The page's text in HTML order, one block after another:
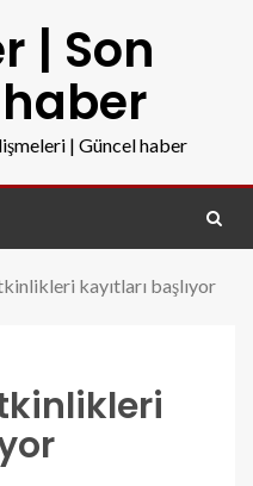
| Son
| Güncel haber
kayıtları başlıyor